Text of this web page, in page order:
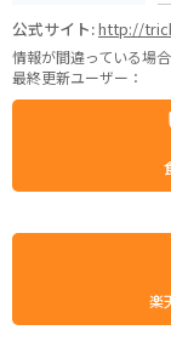
公式サイト:http://
情報が間違っている場合
最終更新ユーザー：
楽